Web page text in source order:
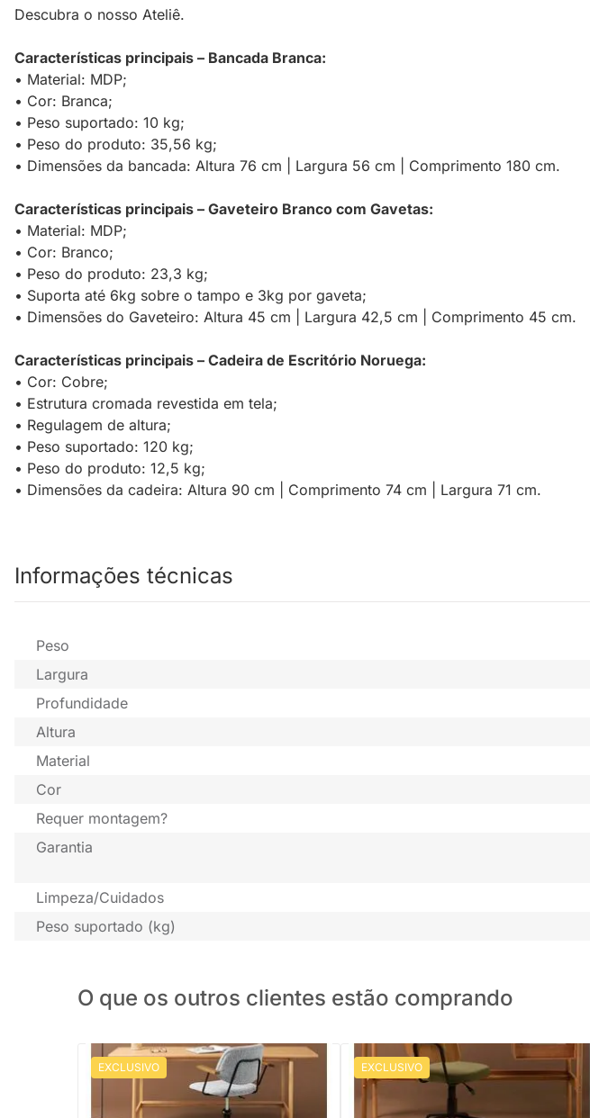
Descubra o nosso Ateliê.
Características principais – Bancada Branca:
• Material: MDP;
• Cor: Branca;
• Peso suportado: 10 kg;
• Peso do produto: 35,56 kg;
• Dimensões da bancada: Altura 76 cm | Largura 56 cm | Comprimento 180 cm.
Características principais – Gaveteiro Branco com Gavetas:
• Material: MDP;
• Cor: Branco;
• Peso do produto: 23,3 kg;
• Suporta até 6kg sobre o tampo e 3kg por gaveta;
• Dimensões do Gaveteiro: Altura 45 cm | Largura 42,5 cm | Comprimento 45 cm.
Características principais – Cadeira de Escritório Noruega:
• Cor: Cobre;
• Estrutura cromada revestida em tela;
• Regulagem de altura;
• Peso suportado: 120 kg;
• Peso do produto: 12,5 kg;
• Dimensões da cadeira: Altura 90 cm | Comprimento 74 cm | Largura 71 cm.
Informações técnicas
Peso
Largura
Profundidade
Altura
Material
Cor
Requer montagem?
Garantia
Limpeza/Cuidados
Peso suportado (kg)
O que os outros clientes estão comprando
EXCLUSIVO PRONTA ENTREGA
Conjunto Office - Escrivaninha Nori
EXCLUSIVO PRONTA ENTREGA
Conjunto Office - Escrivaninha Arp Nozes